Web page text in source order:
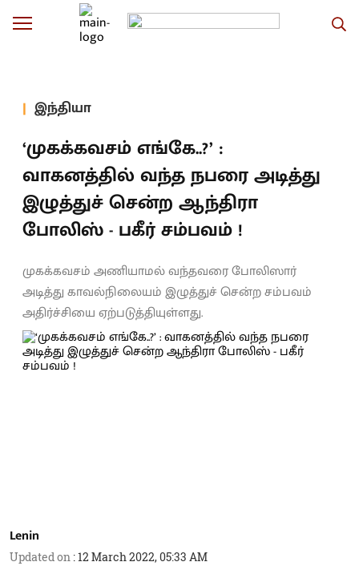
இந்தியா
‘முகக்கவசம் எங்கே..?’ :
வாகனத்தில் வந்த நபரை அடித்து
இழுத்துச் சென்ற ஆந்திரா
போலிஸ் - பகீர் சம்பவம் !
முகக்கவசம் அணியாமல் வந்தவரை போலிஸார்
அடித்து காவல்நிலையம் இழுத்துச் சென்ற சம்பவம்
அதிர்ச்சியை ஏற்படுத்தியுள்ளது.
Lenin
Updated on :12 March 2022, 05:33 AM